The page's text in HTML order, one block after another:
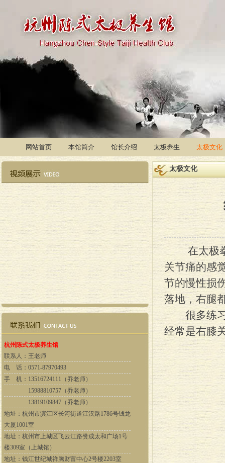
网站首页 本馆简介 馆长介绍 太极养生 太极文化
杭州陈式太极养生馆
联系人： 王老师
电 话： 0571-87970493
手 机： 13516724111（乔老师）
15988810757（乔老师）
13819109847（乔老师）
地址： 杭州市滨江区长河街道江汉路1786号钱龙
大厦1001室
地址：杭州市上城区飞云江路赞成太和广场1号
楼309室（上城馆）
地址：钱江世纪城祥腾财富中心2号楼2203室
太极文化
在太极拳
关节痛的感
节的慢性损
落地，右腿
很多练习者
经常是右膝